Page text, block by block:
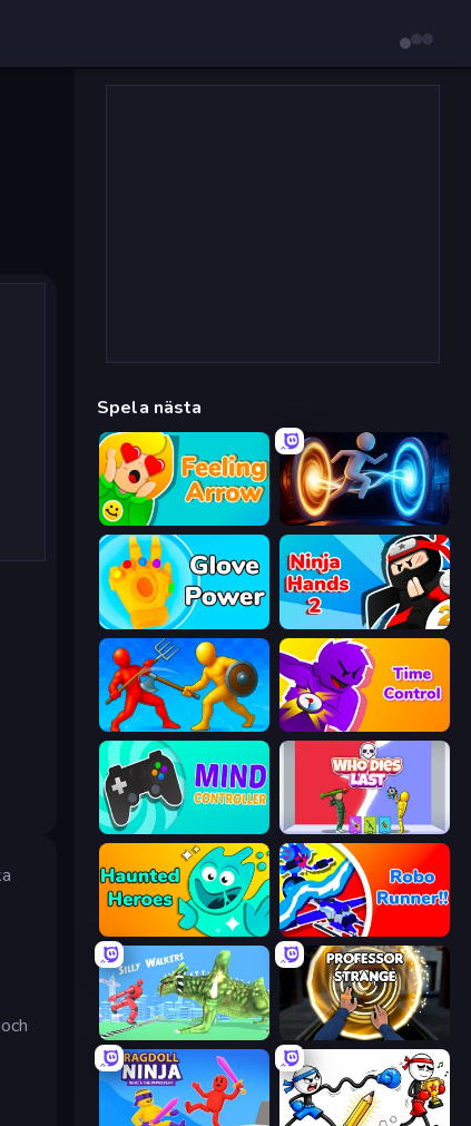
Spela nästa
Feeling Arrow Portal Escape
Glove Power Ninja Hands 2
Epic Sword Battle! Fight in Arena Time Control!
Mind Controller Who Dies Last?
Haunted Heroes Robo Runner
Silly Walkers Professor Strange